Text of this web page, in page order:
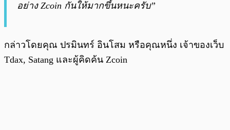
อย่าง Zcoin กันให้มากขึ้นหนะครับ”
กล่าวโดยคุณ ปรมินทร์ อินโสม หรือคุณหนึ่ง เจ้าของเว็บ
Tdax, Satang และผู้คิดค้น Zcoin